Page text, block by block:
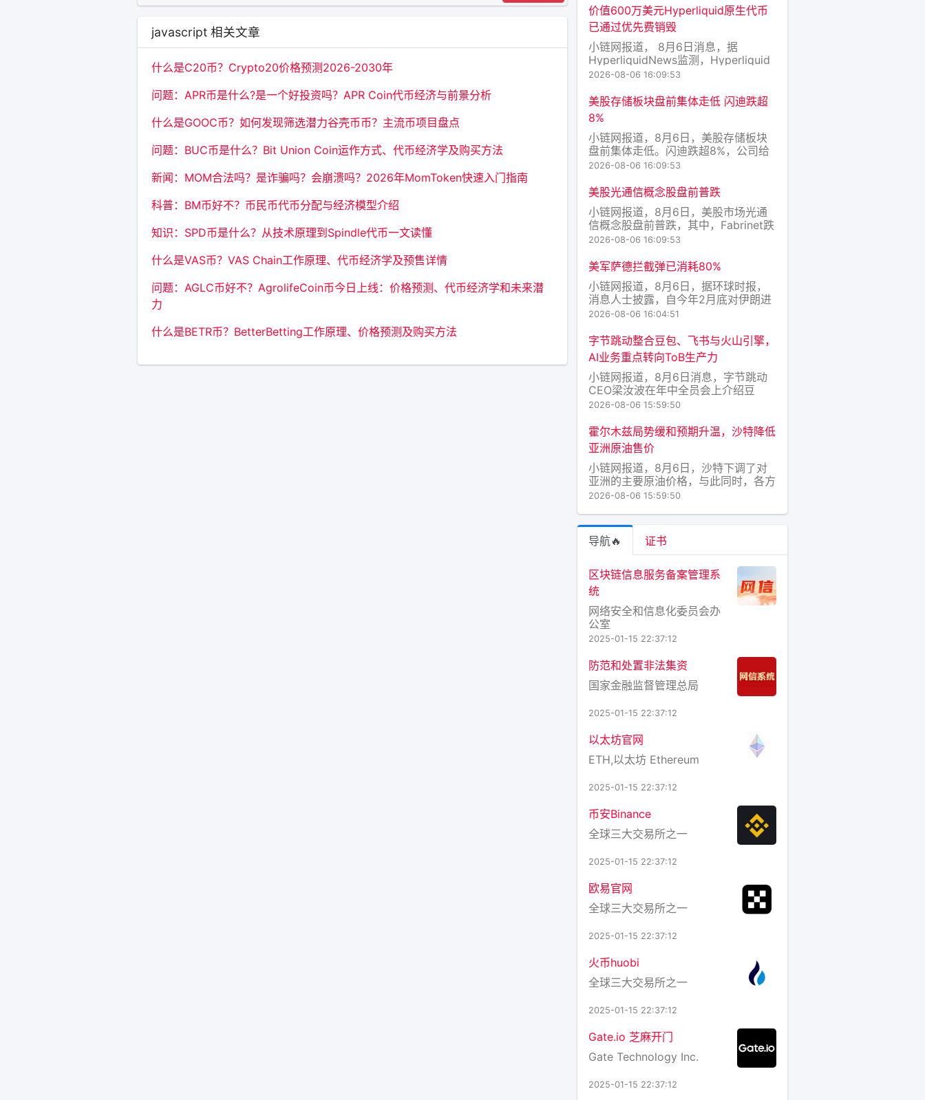
javascript 相关文章
什么是C20币？Crypto20价格预测2026-2030年
问题：APR币是什么?是一个好投资吗？APR Coin代币经济与前景分析
什么是GOOC币？如何发现筛选潜力谷壳币币？主流币项目盘点
问题：BUC币是什么？Bit Union Coin运作方式、代币经济学及购买方法
新闻：MOM合法吗？是诈骗吗？会崩溃吗？2026年MomToken快速入门指南
科普：BM币好不？币民币代币分配与经济模型介绍
知识：SPD币是什么？从技术原理到Spindle代币一文读懂
什么是VAS币？VAS Chain工作原理、代币经济学及预售详情
问题：AGLC币好不？AgrolifeCoin币今日上线：价格预测、代币经济学和未来潜
力
什么是BETR币？BetterBetting工作原理、价格预测及购买方法
团队投入100万至500万美元，投资方
向涵盖AI应用、机器人、基础设施及核
心智能领域
价值600万美元Hyperliquid原生代币
已通过优先费销毁
小链网报道， 8月6日消息，据
HyperliquidNews监测，Hyperliquid
原生代币 HYPE 通过优先费（Priority
600 万美元。 优先费是 Hyperliquid
推出的交易排序付费功能，
2026-08-06 16:09:53
美股存储板块盘前集体走低 闪迪跌超
8%
小链网报道，8月6日，美股存储板块
盘前集体走低。闪迪跌超8%，公司给
出下一财季的营收指引区间为103亿至
跌近12%，SK海力士跌近6%，美光科
2026-08-06 16:09:53
美股光通信概念股盘前普跌
小链网报道，8月6日，美股市场光通
信概念股盘前普跌，其中，Fabrinet跌
超2%，Applied Optoelectronics、
MaxLinear、AXT Inc、迈威尔科技跌
2026-08-06 16:09:53
美军萨德拦截弹已消耗80%
小链网报道，8月6日，据环球时报，
消息人士披露，自今年2月底对伊朗进
行军事打击以来，美军关键的导弹防御
“爱国者”系统的拦截弹消耗大约一半。
此外，美军还消耗了大量的陆军战术导
弹系统和精确打击导弹。有美国高级军
事指挥官警告称
2026-08-06 16:04:51
字节跳动整合豆包、飞书与火山引擎，
AI业务重点转向ToB生产力
小链网报道，8月6日消息，字节跳动
CEO梁汝波在年中全员会上介绍豆
包、飞书、火山引擎整合背景时表示，
得更重要，飞书新增客户中已有超九成
同步采购飞书AI产品。梁汝波将字节业
务战略原则总结为“高度优先，粗主
干，优化长期”，
2026-08-06 15:59:50
霍尔木兹局势缓和预期升温，沙特降低
亚洲原油售价
小链网报道，8月6日，沙特下调了对
亚洲的主要原油价格，与此同时，各方
正就一项旨在缓解霍尔木兹海峡航运压
路线，但沙特方面仍下调了价格。一份
价格表显示，沙特国家石油公司沙特阿
美将于下个月交付亚
2026-08-06 15:59:50
导航🔥 证书
区块链信息服务备案管理系
统
网络安全和信息化委员会办
公室
2025-01-15 22:37:12
防范和处置非法集资
国家金融监督管理总局
2025-01-15 22:37:12
以太坊官网
ETH,以太坊 Ethereum
2025-01-15 22:37:12
币安Binance
全球三大交易所之一
2025-01-15 22:37:12
欧易官网
全球三大交易所之一
2025-01-15 22:37:12
火币huobi
全球三大交易所之一
2025-01-15 22:37:12
Gate.io 芝麻开门
Gate Technology Inc.
2025-01-15 22:37:12